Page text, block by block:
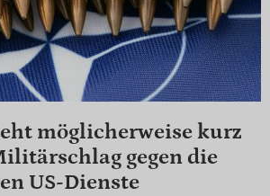
möglicherweise kurz
gegen die
US-Dienste